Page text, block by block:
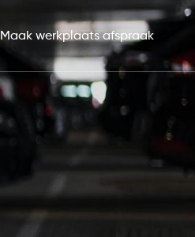
Maak werkplaats afspraak